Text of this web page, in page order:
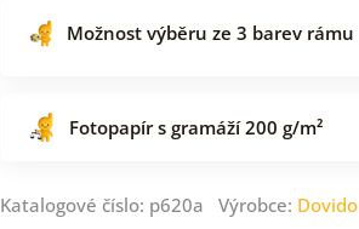
Možnost výběru ze 3 barev rámu
Fotopapír s gramáží 200 g/m²
Katalogové číslo: p620a Výrobce: Dovido